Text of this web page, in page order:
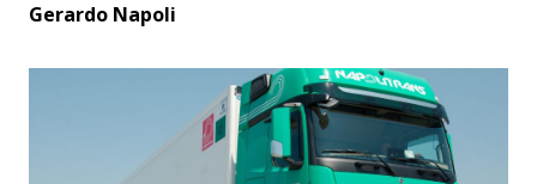
Gerardo Napoli